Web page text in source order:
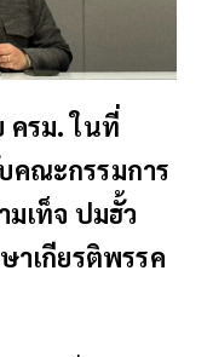
ครม. ในที่
คณะกรรมการ
เท็จ ปมฮั้ว
าเกียรติพรรค